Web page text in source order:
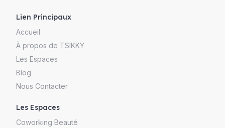
Lien Principaux
Accueil
À propos de TSIKKY
Les Espaces
Blog
Nous Contacter
Les Espaces
Coworking Beauté